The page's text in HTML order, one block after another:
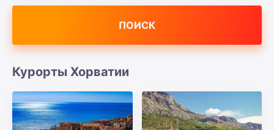
ПОИСК
Курорты Хорватии